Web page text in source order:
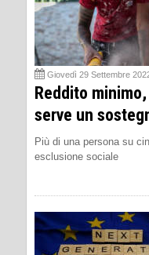
Giovedì 29 Settembre
Reddito
serve un
Più di una persona su
esclusione sociale